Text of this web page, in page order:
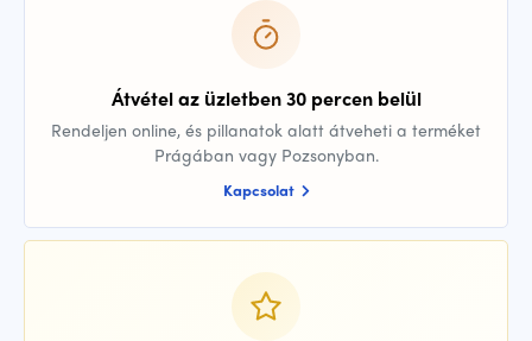
Átvétel az üzletben 30 percen belül
Rendeljen online, és pillanatok alatt átveheti a terméket
Prágában vagy Pozsonyban.
Kapcsolat